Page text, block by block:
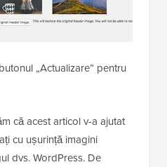
„Actualizare” pentru
că acest articol v-a ajutat
cu ușurință imagini
dvs. WordPress. De